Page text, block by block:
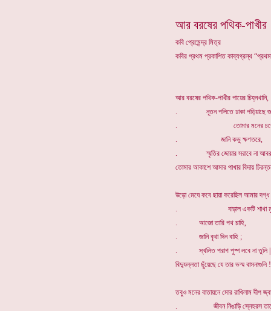
আর বরষের পথিক-পাখীর
কবি প্রেমেন্দ্র মিত্র
কবির প্রথম প্রকাশিত কাব্যগ্রন্থ
আর বরষের পথিক-পাখীর পায়ের চিহ্নখানি,
. নূতন পলিতে ঢাকা পড়িয়াছে
. তোমার মনের
. জানি কভু ক্ষণতরে,
. স্মৃতির জোয়ার সরাবে না
তোমার আকাশে আমার পাখার বিদায়
উড়ো মেঘে কবে ছায়া করেছিল আমার
. বাড়াল একটি শাখা
. আজো তারি পথ চাহি,
. জানি বৃথা দিন বাহি ;
. স্খলিত পরাগ পুষ্প লবে না তুলি |
বিদ্যুল্লতা ছুঁয়েছে যে তার ভস্ম বাসনাগুলি !
তবুও মনের বাতায়নে মোর রাখিলাম দীপ
. জীবন নিঙাড়ি স্নেহরস তাহে